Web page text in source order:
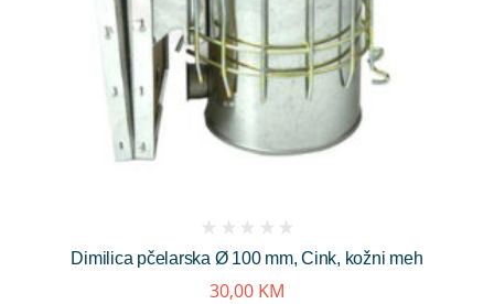
Dimilica pčelarska Ø 100 mm, Cink, kožni meh
reviews)
30,00 KM